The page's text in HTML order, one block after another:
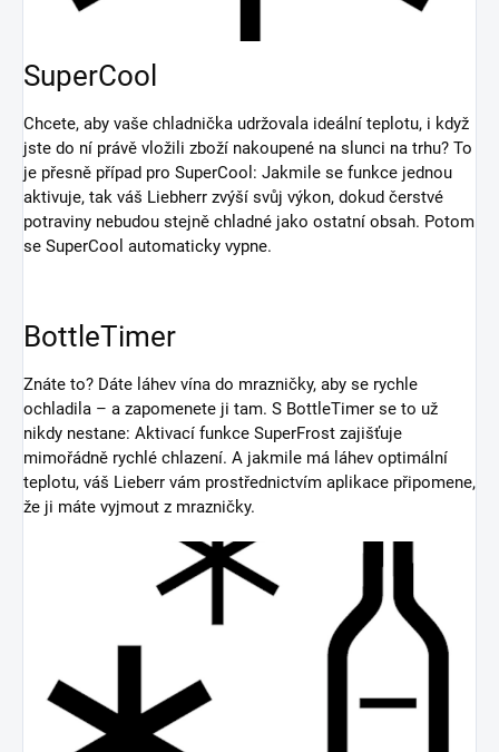
SuperCool
Chcete, aby vaše chladnička udržovala ideální teplotu, i když
jste do ní právě vložili zboží nakoupené na slunci na trhu? To
je přesně případ pro SuperCool: Jakmile se funkce jednou
aktivuje, tak váš Liebherr zvýší svůj výkon, dokud čerstvé
potraviny nebudou stejně chladné jako ostatní obsah. Potom
se SuperCool automaticky vypne.
BottleTimer
Znáte to? Dáte láhev vína do mrazničky, aby se rychle
ochladila – a zapomenete ji tam. S BottleTimer se to už
nikdy nestane: Aktivací funkce SuperFrost zajišťuje
mimořádně rychlé chlazení. A jakmile má láhev optimální
teplotu, váš Lieberr vám prostřednictvím aplikace připomene,
že ji máte vyjmout z mrazničky.